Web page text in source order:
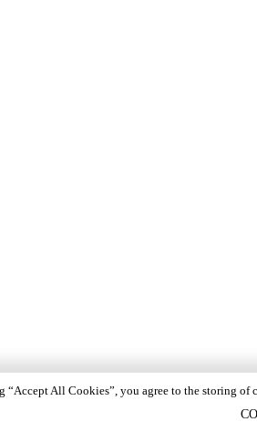
All Cookies”, you agree to the storing of